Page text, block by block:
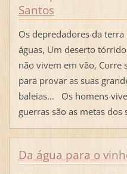
Santos
Os depredadores da
águas, Um deserto
não vivem em vão, Corre
para provar as suas
baleias... Os homens
guerras são as metas dos
Da água para o